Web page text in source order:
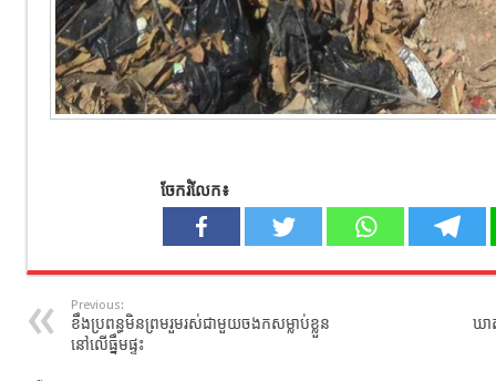
ចែករំលែក៖
Previous:
ខឹងប្រពន្ធមិនព្រមរួមរស់ជាមួយចងកសម្លាប់ខ្លួន
នៅលើធ្នឹមផ្ទះ
ឃា